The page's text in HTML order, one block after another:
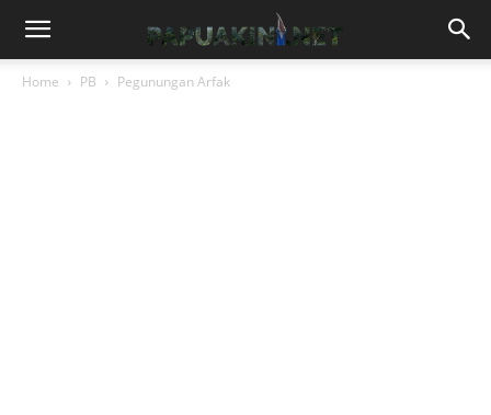
Home PB Pegunungan Arfak